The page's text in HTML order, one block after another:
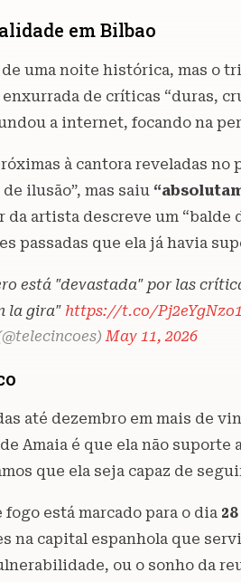
em Bilbao
uma noite histórica, mas o
enxurrada de críticas “duras,
a internet, focando na
à cantora reveladas no
ilusão”, mas saiu
da artista descreve um
passadas que ela já havia
está "devastada" por las
la gira" https://t.co/Pj2eYgNzo1
May 11, 2026
até dezembro em mais de
Amaia é que ela não suporte
que ela seja capaz de
está marcado para o dia
na capital espanhola que
ou o sonho da